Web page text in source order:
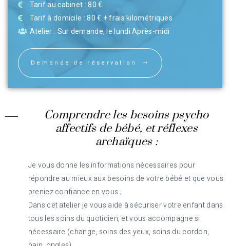
Tarif au cabinet : 80 €
Tarif à domicile : 80 € + frais kilométriques
Atelier : Sur demande, le lundi Après-midi
Demande de réservation
Comprendre les besoins psycho
affectifs de bébé, et réflexes
archaïques :
Je vous donne les informations nécessaires pour
répondre au mieux aux besoins de votre bébé et que vous
preniez confiance en vous ;
Dans cet atelier je vous aide à sécuriser votre enfant dans
tous les soins du quotidien, et vous accompagne si
nécessaire (change, soins des yeux, soins du cordon,